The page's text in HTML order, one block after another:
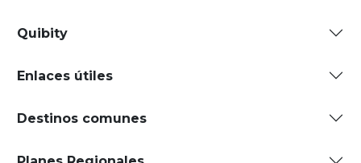
Quibity
Enlaces útiles
Destinos comunes